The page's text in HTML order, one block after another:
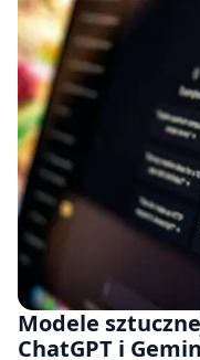
Modele
ChatGPT i